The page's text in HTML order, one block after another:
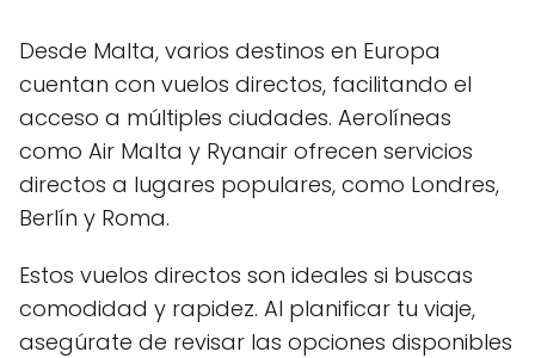
Desde Malta, varios destinos en Europa
cuentan con vuelos directos, facilitando el
acceso a múltiples ciudades. Aerolíneas
como Air Malta y Ryanair ofrecen servicios
directos a lugares populares, como Londres,
Berlín y Roma.
Estos vuelos directos son ideales si buscas
comodidad y rapidez. Al planificar tu viaje,
asegúrate de revisar las opciones disponibles